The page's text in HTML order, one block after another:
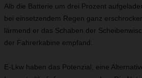
Alb die Batterie um drei Prozent
bei einsetzendem Regen ganz
lärmend er das Schaben der
der Fahrerkabine empfand.
E-Lkw haben das Potenzial, eine